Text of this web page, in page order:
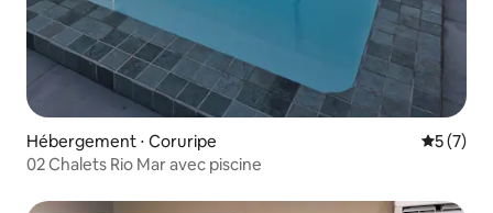
Hébergement ⋅ Coruripe
5 (7)
02 Chalets Rio Mar avec piscine